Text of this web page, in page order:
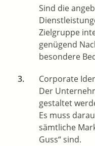
Sind die
Zielgruppe
genügend
besondere
Corporate
Der
gestaltet
Es muss
sämtliche
Guss“ sind.